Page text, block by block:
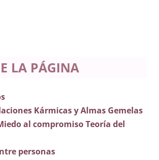
LA PÁGINA
Kármicas y Almas Gemelas
al compromiso Teoría del
personas